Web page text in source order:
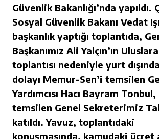
Güvenlik Bakanlığı’nda yapıldı.
Sosyal Güvenlik Bakanı Vedat
başkanlık yaptığı toplantıda,
Başkanımız Ali Yalçın’ın
toplantısı nedeniyle yurt
dolayı Memur-Sen’i temsilen
Yardımcısı Hacı Bayram Tonbul,
temsilen Genel Sekreterimiz
katıldı. Yavuz, toplantıdaki
konuşmasında, kamudaki